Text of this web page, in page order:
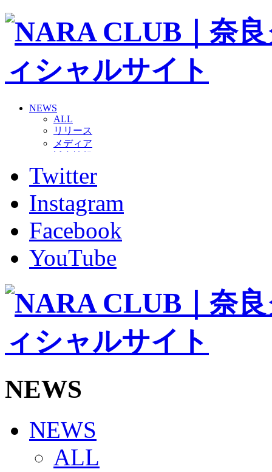
NEWS
ALL
リリース
メディア
グッズ
ファンコミュニティ
ホームタウン
コラム
その他
TEAM
2026/27トップチーム
2026/27トップチームスタッフ
バモス
チアダンススクール
ボランティアチーム「volundeer」
ビクトリーロード
HOMEGAME
観戦ルール＆マナー
Jリーグ運営管理規定
写真・動画使用ガイドライン
SCHEDULE
2026/27
練習見学時のファンサービスについて
TICKET
奈良クラブ明治安田J3リーグ2026/27シーズン試
Twitter
Instagram
Facebook
YouTube
NEWS
NEWS
ALL